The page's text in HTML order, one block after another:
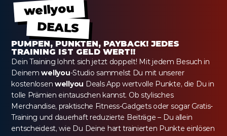
wellyou
DEALS
PUMPEN, PUNKTEN, PAYBACK! JEDES
TRAINING IST GELD WERT!!
Dein Training lohnt sich jetzt doppelt! Mit jedem Besuch in
Deinem wellyou-Studio sammelst Du mit unserer
kostenlosen wellyou Deals App wertvolle Punkte, die Du in
tolle Prämien eintauschen kannst. Ob stylisches
Merchandise, praktische Fitness-Gadgets oder sogar Gratis-
Training und dauerhaft reduzierte Beiträge – Du allein
entscheidest, wie Du Deine hart trainierten Punkte einlösen